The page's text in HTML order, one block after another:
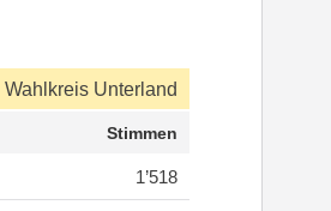
Wahlkreis Unterland
Stimmen
1’518